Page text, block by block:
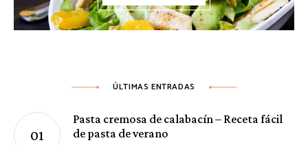
ÚLTIMAS ENTRADAS
Pasta cremosa de calabacín – Receta fácil
de pasta de verano